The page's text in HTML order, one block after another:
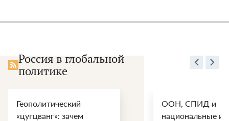
Россия в глобальной
политике
Геополитический
«цугцванг»: зачем
ООН, СПИД и
национальные